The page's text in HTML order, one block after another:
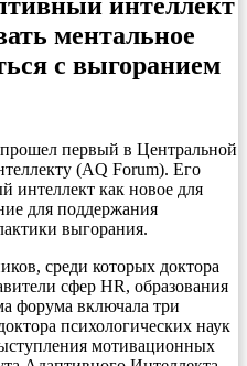
ментальное
с выгоранием
первый в Центральной
(AQ Forum). Его
интеллект как новое для
для поддержания
выгорания.
среди которых доктора
сфер HR, образования
форума включала три
психологических наук
мотивационных